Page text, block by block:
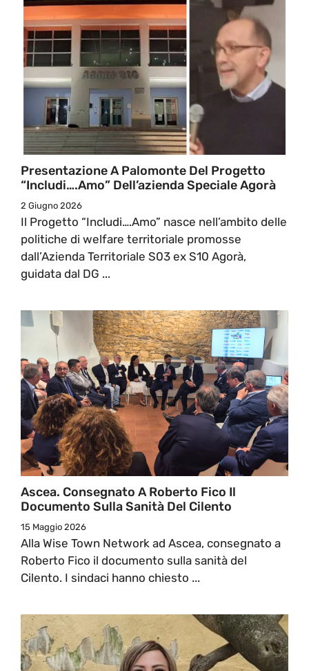
Presentazione A Palomonte Del Progetto
“Includi….Amo” Dell’azienda Speciale Agorà
2 Giugno 2026
Il Progetto “Includi….Amo” nasce nell’ambito delle
politiche di welfare territoriale promosse
dall’Azienda Territoriale S03 ex S10 Agorà,
guidata dal DG ...
Ascea. Consegnato A Roberto Fico Il
Documento Sulla Sanità Del Cilento
15 Maggio 2026
Alla Wise Town Network ad Ascea, consegnato a
Roberto Fico il documento sulla sanità del
Cilento. I sindaci hanno chiesto ...